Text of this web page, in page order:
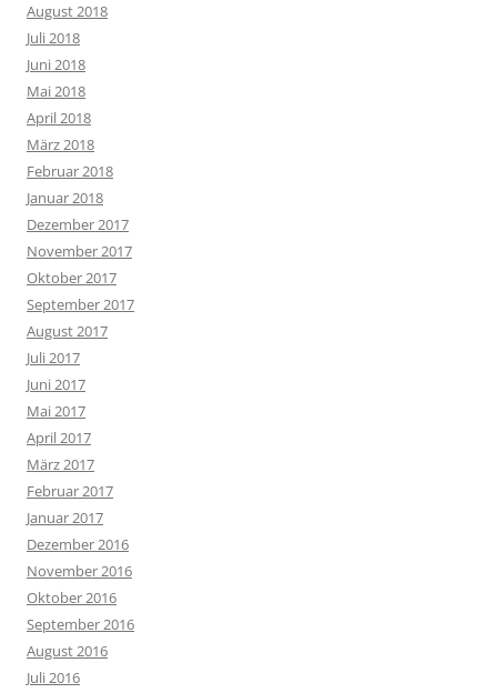
August 2018
Juli 2018
Juni 2018
Mai 2018
April 2018
März 2018
Februar 2018
Januar 2018
Dezember 2017
November 2017
Oktober 2017
September 2017
August 2017
Juli 2017
Juni 2017
Mai 2017
April 2017
März 2017
Februar 2017
Januar 2017
Dezember 2016
November 2016
Oktober 2016
September 2016
August 2016
Juli 2016